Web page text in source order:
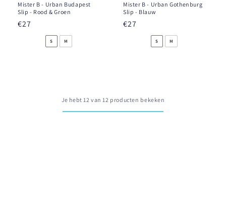
Mister B - Urban Budapest
Slip - Rood & Groen
Prezzo
€27
S M
Mister B - Urban Gothenburg
Slip - Blauw
Prezzo
€27
S M
Je hebt 12 van 12 producten bekeken